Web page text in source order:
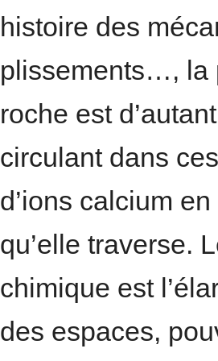
histoire des
plissements…, la
roche est
circulant dans
d’ions calcium
qu’elle traverse.
chimique est
des espaces,